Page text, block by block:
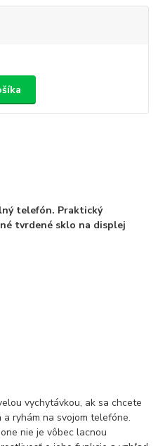
telefón. Praktický
tvrdené sklo na displej
vychytávkou, ak sa chcete
ryhám na svojom telefóne.
nie je vôbec lacnou